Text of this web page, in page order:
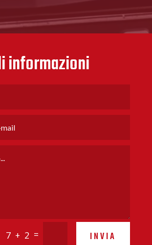
informazioni
7 + 2 = INVIA